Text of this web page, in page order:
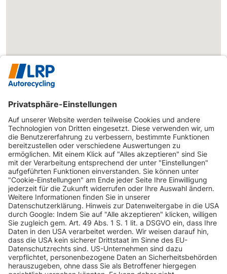
INFORMATIONEN
KUNDENSERVICE
INFORMATIONEN